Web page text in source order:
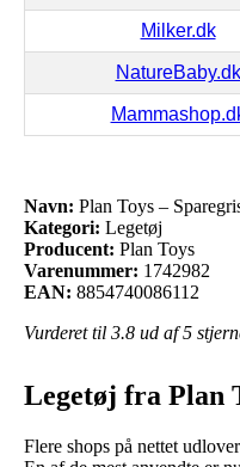
Milker.dk
NatureBaby.dk
Navn: Plan Toys –
Kategori: Legetøj
Producent: Plan Toys
Varenummer: 1742982
EAN: 8854740086112
Vurderet til 3.8 ud af 5
Legetøj fra Plan
Flere shops på nettet